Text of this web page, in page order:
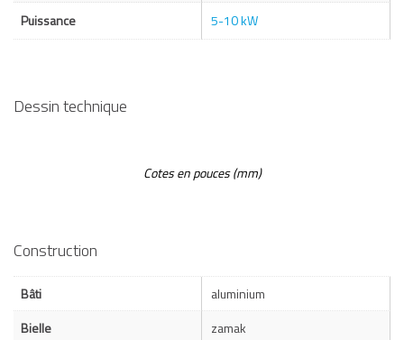
Puissance
5-10 kW
Dessin technique
Cotes en pouces (mm)
Construction
Bâti
aluminium
Bielle
zamak